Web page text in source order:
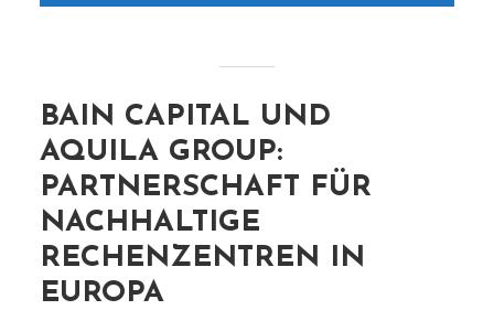
BAIN CAPITAL UND
AQUILA GROUP:
PARTNERSCHAFT FÜR
NACHHALTIGE
RECHENZENTREN IN
EUROPA